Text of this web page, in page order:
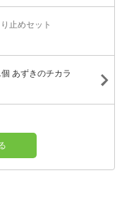
止めセット
あずきのチカラ